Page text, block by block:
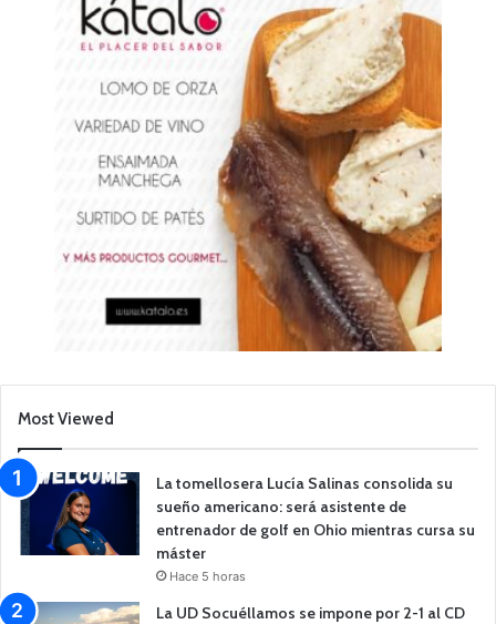
Most Viewed
La tomellosera Lucía Salinas consolida su
sueño americano: será asistente de
entrenador de golf en Ohio mientras cursa su
máster
Hace 5 horas
La UD Socuéllamos se impone por 2-1 al CD